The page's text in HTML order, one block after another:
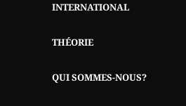
INTERNATIONAL
THÉORIE
QUI SOMMES-NOUS?